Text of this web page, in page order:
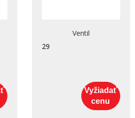
Ventil
29
Vyžiadať
cenu